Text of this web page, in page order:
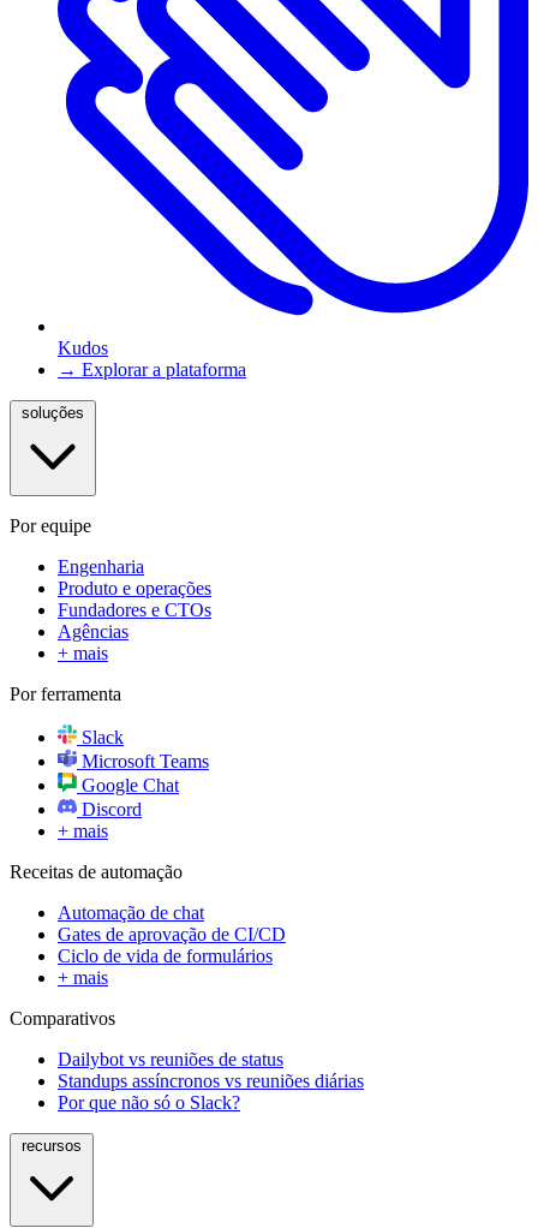
Kudos
→ Explorar a plataforma
Por equipe
Engenharia
Produto e operações
Fundadores e CTOs
Agências
+ mais
Por ferramenta
Slack
Microsoft Teams
Google Chat
Discord
+ mais
Receitas de automação
Automação de chat
Gates de aprovação de CI/CD
Ciclo de vida de formulários
+ mais
Comparativos
Dailybot vs reuniões de status
Standups assíncronos vs reuniões diárias
Por que não só o Slack?